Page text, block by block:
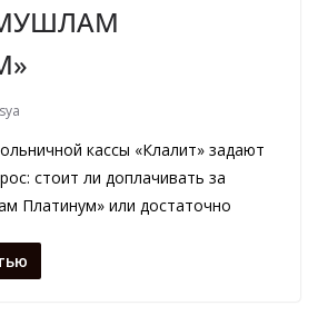
кассы «Клалит» задают
стоит ли доплачивать за
Платинум» или достаточно